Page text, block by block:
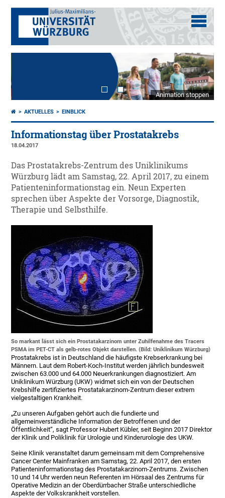
Animation stoppen
AKTUELLES EINBLICK
Informationstag über Prostatakrebs
18.04.2017
Das Prostatakrebs-Zentrum des Uniklinikums
Würzburg lädt am Samstag, 22. April 2017, zu einem
Patienteninformationstag ein. Neun Experten
sprechen über Aspekte der Vorsorge, Diagnostik,
Therapie und Selbsthilfe.
So markant lässt sich ein Prostatakarzinom unter Zuhilfenahme des Tracers
PSMA im PET-CT als gelb-rotes Objekt darstellen. (Bild: Uniklinikum Würzburg)
Prostatakrebs ist in Deutschland die häufigste Krebserkrankung bei
Männern. Laut dem Robert-Koch-Institut werden jährlich bundesweit
zwischen 63.000 und 64.000 Neuerkrankungen diagnostiziert. Am
Uniklinikum Würzburg (UKW) widmet sich ein von der Deutschen
Krebshilfe zertifiziertes Prostatakarzinom-Zentrum dieser extrem
vielgestaltigen Krankheit.
„Zu unseren Aufgaben gehört auch die fundierte und
allgemeinverständliche Information der Betroffenen und der
Öffentlichkeit“, sagt Professor Hubert Kübler, seit Beginn 2017 Direktor
der Klinik und Poliklinik für Urologie und Kinderurologie des UKW.
Seine Klinik veranstaltet darum gemeinsam mit dem Comprehensive
Cancer Center Mainfranken am Samstag, 22. April 2017, den ersten
Patienteninformationstag des Prostatakarzinom-Zentrums. Zwischen
10 und 14 Uhr werden neun Referenten im Hörsaal des Zentrums für
Operative Medizin an der Oberdürrbacher Straße unterschiedliche
Aspekte der Volkskrankheit vorstellen.